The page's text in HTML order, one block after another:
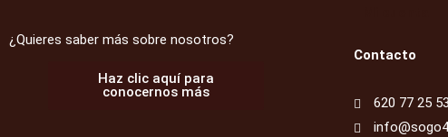
¿Quieres saber más sobre nosotros?
Haz clic aquí para
conocernos más
Contacto
620 77 25 53